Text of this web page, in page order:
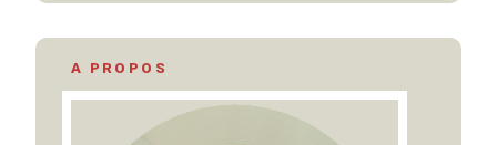
A PROPOS